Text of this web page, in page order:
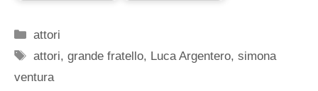
Categorie
attori
Tag
attori,grande fratello, Luca Argentero,simona
ventura